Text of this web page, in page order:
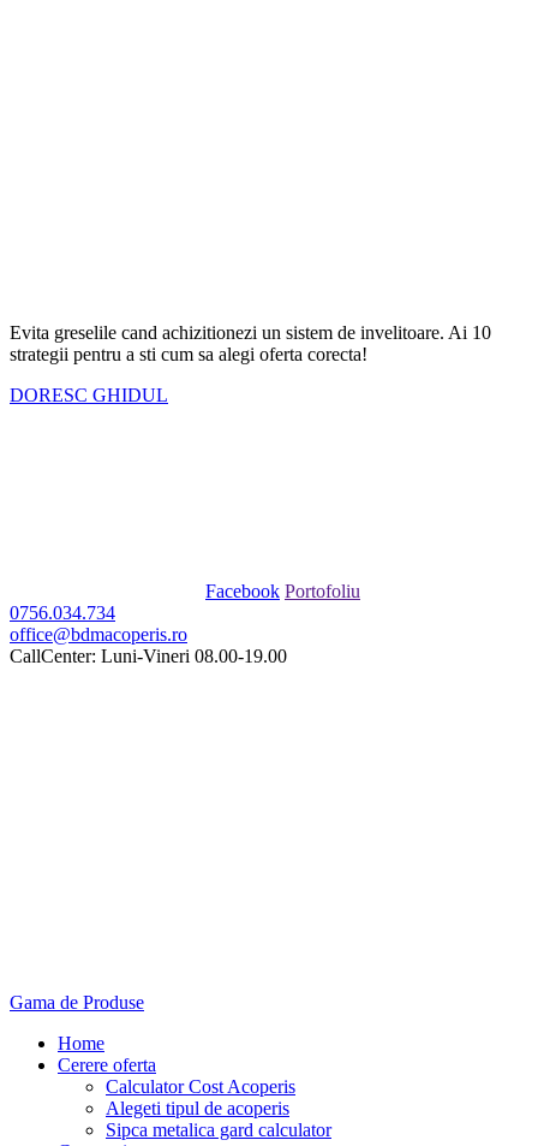
Evita greselile cand achizitionezi un sistem de invelitoare. Ai 10
strategii pentru a sti cum sa alegi oferta corecta!
DORESC GHIDUL
Facebook Portofoliu
0756.034.734
office@bdmacoperis.ro
CallCenter: Luni-Vineri 08.00-19.00
Gama de Produse
Home
Cerere oferta
Calculator Cost Acoperis
Alegeti tipul de acoperis
Sipca metalica gard calculator